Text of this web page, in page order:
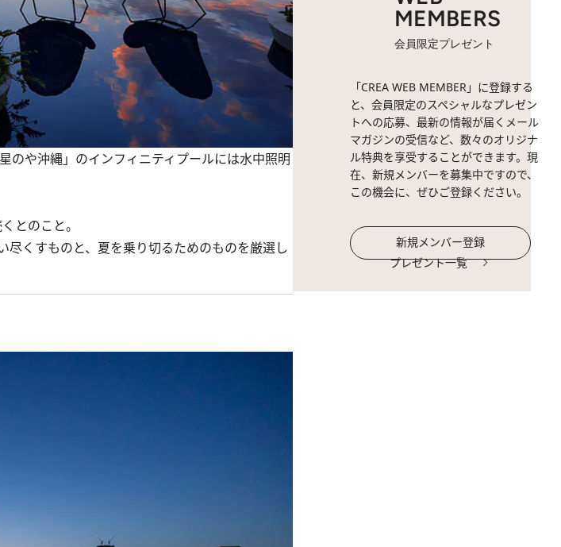
のや沖縄」のインフィニティプールには水中照明
とのこと。
くすものと、夏を乗り切るためのものを厳選し
MEMBERS
会員限定プレゼント
「CREA WEB MEMBER」に登録する
と、会員限定のスペシャルなプレゼン
トへの応募、最新の情報が届くメール
マガジンの受信など、数々のオリジナ
ル特典を享受することができます。現
在、新規メンバーを募集中ですので、
この機会に、ぜひご登録ください。
新規メンバー登録
プレゼント一覧